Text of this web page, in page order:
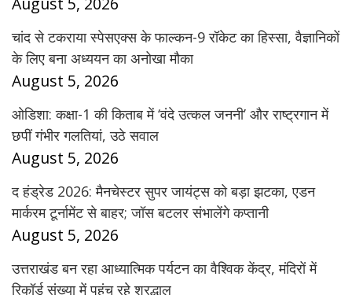
चांद से टकराया स्पेसएक्स के फाल्कन-9 रॉकेट का हिस्सा, वैज्ञानिकों
के लिए बना अध्ययन का अनोखा मौका
August 5, 2026
ओडिशा: कक्षा-1 की किताब में ‘वंदे उत्कल जननी’ और राष्ट्रगान में
छपीं गंभीर गलतियां, उठे सवाल
August 5, 2026
द हंड्रेड 2026: मैनचेस्टर सुपर जायंट्स को बड़ा झटका, एडन
मार्करम टूर्नामेंट से बाहर; जॉस बटलर संभालेंगे कप्तानी
August 5, 2026
उत्तराखंड बन रहा आध्यात्मिक पर्यटन का वैश्विक केंद्र, मंदिरों में
रिकॉर्ड संख्या में पहुंच रहे श्रद्धालु